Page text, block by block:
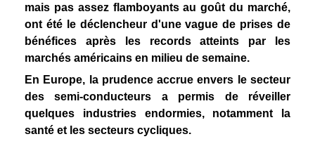
mais pas assez flamboyants au goût du marché,
ont été le déclencheur d'une vague de prises de
bénéfices après les records atteints par les
marchés américains en milieu de semaine.
En Europe, la prudence accrue envers le secteur
des semi-conducteurs a permis de réveiller
quelques industries endormies, notamment la
santé et les secteurs cycliques.